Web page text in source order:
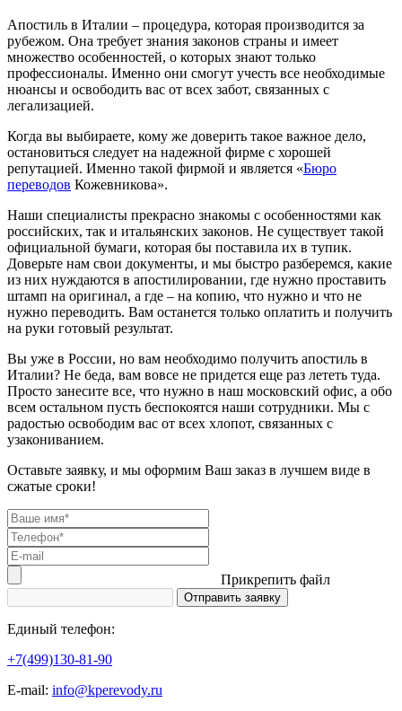
Апостиль в Италии – процедура, которая производится за
рубежом. Она требует знания законов страны и имеет
множество особенностей, о которых знают только
профессионалы. Именно они смогут учесть все необходимые
нюансы и освободить вас от всех забот, связанных с
легализацией.
Когда вы выбираете, кому же доверить такое важное дело,
остановиться следует на надежной фирме с хорошей
репутацией. Именно такой фирмой и является «Бюро
переводов Кожевникова».
Наши специалисты прекрасно знакомы с особенностями как
российских, так и итальянских законов. Не существует такой
официальной бумаги, которая бы поставила их в тупик.
Доверьте нам свои документы, и мы быстро разберемся, какие
из них нуждаются в апостилировании, где нужно проставить
штамп на оригинал, а где – на копию, что нужно и что не
нужно переводить. Вам останется только оплатить и получить
на руки готовый результат.
Вы уже в России, но вам необходимо получить апостиль в
Италии? Не беда, вам вовсе не придется еще раз лететь туда.
Просто занесите все, что нужно в наш московский офис, а обо
всем остальном пусть беспокоятся наши сотрудники. Мы с
радостью освободим вас от всех хлопот, связанных с
узакониванием.
Оставьте заявку, и мы оформим Ваш заказ в лучшем виде в
сжатые сроки!
Прикрепить файл
Единый телефон:
+7(499)130-81-90
Е-mail: info@kperevody.ru